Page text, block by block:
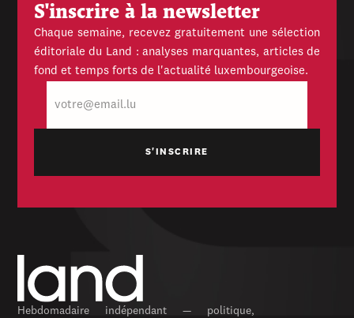
S'inscrire à la newsletter
Chaque semaine, recevez gratuitement une sélection
éditoriale du Land : analyses marquantes, articles de
fond et temps forts de l'actualité luxembourgeoise.
mail
Hebdomadaire indépendant — politique,